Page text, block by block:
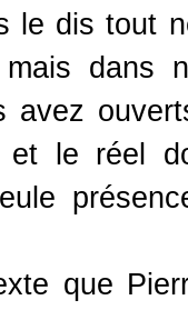
le dis tout
mais dans
avez
le réel
que